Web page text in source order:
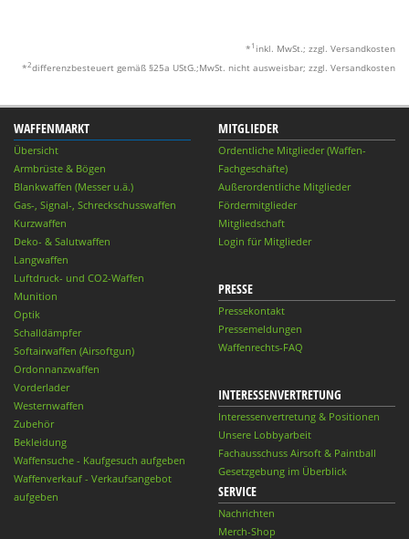
* 1 inkl. MwSt.; zzgl. Versandkosten
*2differenzbesteuert gemäß §25a UStG.;MwSt. nicht ausweisbar; zzgl. Versandkosten
WAFFENMARKT
Übersicht
Armbrüste & Bögen
Blankwaffen (Messer u.ä.)
Gas-, Signal-, Schreckschusswaffen
Kurzwaffen
Deko- & Salutwaffen
Langwaffen
Luftdruck- und CO2-Waffen
Munition
Optik
Schalldämpfer
Softairwaffen (Airsoftgun)
Ordonnanzwaffen
Vorderlader
Westernwaffen
Zubehör
Bekleidung
Waffensuche - Kaufgesuch aufgeben
Waffenverkauf - Verkaufsangebot
aufgeben
MITGLIEDER
Ordentliche Mitglieder (Waffen-
Fachgeschäfte)
Außerordentliche Mitglieder
Fördermitglieder
Mitgliedschaft
Login für Mitglieder
PRESSE
Pressekontakt
Pressemeldungen
Waffenrechts-FAQ
INTERESSENVERTRETUNG
Interessenvertretung & Positionen
Unsere Lobbyarbeit
Fachausschuss Airsoft & Paintball
Gesetzgebung im Überblick
SERVICE
Nachrichten
Merch-Shop